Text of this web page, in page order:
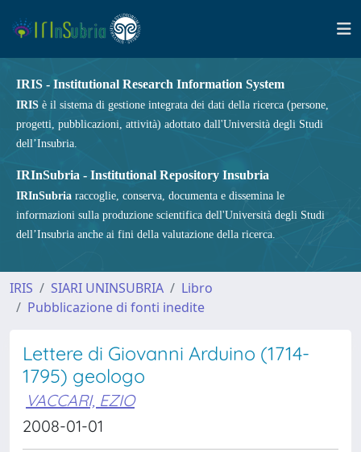
IRIS - Institutional Research Information System
IRIS è il sistema di gestione integrata dei dati della ricerca (persone,
progetti, pubblicazioni, attività) adottato dall'Università degli Studi
dell’Insubria.
IRInSubria - Institutional Repository Insubria
IRInSubria raccoglie, conserva, documenta e dissemina le
informazioni sulla produzione scientifica dell'Università degli Studi
dell’Insubria anche ai fini della valutazione della ricerca.
IRIS SIARI UNINSUBRIA
Libro
Pubblicazione di fonti inedite
Lettere di Giovanni Arduino (1714-
1795) geologo
VACCARI, EZIO
2008-01-01